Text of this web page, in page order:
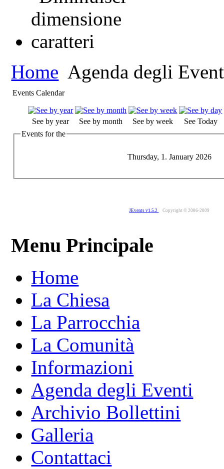
Home Agenda degli
Events Calendar
See by year See by month See by week
See Today
Events for the
Thursday, 1. January 2026
JEvents v1.5.2 Copyright © 2006-2009
Menu Principale
Home
La Chiesa
La Parrocchia
La Comunità
Informazioni
Agenda degli Eventi
Archivio Bollettini
Galleria
Contattaci